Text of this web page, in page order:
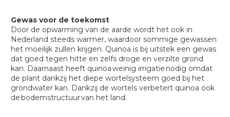
Gewas voor de toekomst
Door de opwarming van de aarde wordt het ook in
Nederland steeds warmer, waardoor sommige gewassen
het moeilijk zullen krijgen. Quinoa is bij uitstek een gewas
dat goed tegen hitte en zelfs droge en verzilte grond
kan. Daarnaast heeft quinoa weinig irrigatie nodig omdat
de plant dankzij het diepe wortelsysteem goed bij het
grondwater kan. Dankzij de wortels verbetert quinoa ook
de bodemstructuur van het land.